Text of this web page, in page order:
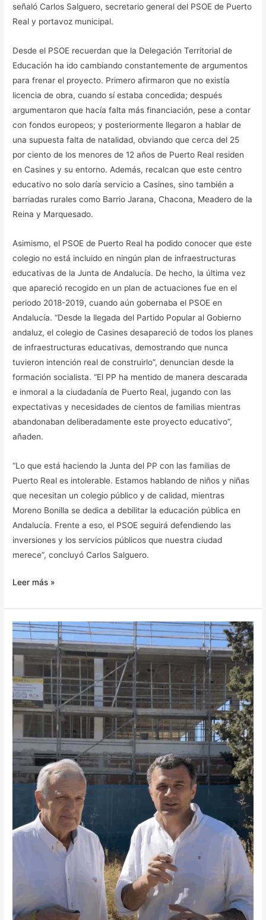
señaló Carlos Salguero, secretario general del PSOE de Puerto
Real y portavoz municipal.
Desde el PSOE recuerdan que la Delegación Territorial de
Educación ha ido cambiando constantemente de argumentos
para frenar el proyecto. Primero afirmaron que no existía
licencia de obra, cuando sí estaba concedida; después
argumentaron que hacía falta más financiación, pese a contar
con fondos europeos; y posteriormente llegaron a hablar de
una supuesta falta de natalidad, obviando que cerca del 25
por ciento de los menores de 12 años de Puerto Real residen
en Casines y su entorno. Además, recalcan que este centro
educativo no solo daría servicio a Casines, sino también a
barriadas rurales como Barrio Jarana, Chacona, Meadero de la
Reina y Marquesado.
Asimismo, el PSOE de Puerto Real ha podido conocer que este
colegio no está incluido en ningún plan de infraestructuras
educativas de la Junta de Andalucía. De hecho, la última vez
que apareció recogido en un plan de actuaciones fue en el
periodo 2018-2019, cuando aún gobernaba el PSOE en
Andalucía. “Desde la llegada del Partido Popular al Gobierno
andaluz, el colegio de Casines desapareció de todos los planes
de infraestructuras educativas, demostrando que nunca
tuvieron intención real de construirlo”, denuncian desde la
formación socialista. “El PP ha mentido de manera descarada
e inmoral a la ciudadanía de Puerto Real, jugando con las
expectativas y necesidades de cientos de familias mientras
abandonaban deliberadamente este proyecto educativo”,
añaden.
“Lo que está haciendo la Junta del PP con las familias de
Puerto Real es intolerable. Estamos hablando de niños y niñas
que necesitan un colegio público y de calidad, mientras
Moreno Bonilla se dedica a debilitar la educación pública en
Andalucía. Frente a eso, el PSOE seguirá defendiendo las
inversiones y los servicios públicos que nuestra ciudad
merece”, concluyó Carlos Salguero.
Leer más »
EL
PP
LLEGA
Y
MAL
AL
VIRGEN
DEL
CARMEN:
RETRASO
PROPAGANDA